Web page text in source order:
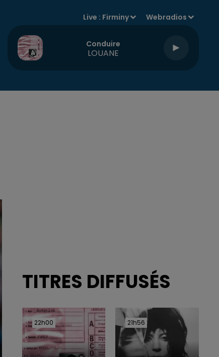
Live : Firminy Webradios
Conduire
LOUANE
TITRES DIFFUSÉS
22h00
22h00 21h56
21h56